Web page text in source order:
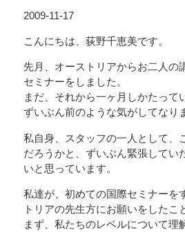
2009-11-17
こんにちは、荻野千恵美です。
先月、オーストリアからお二人の
セミナーをしました。
まだ、それから一ヶ月しかたって
ずいぶん前のような気がしてなり
私自身、スタッフの一人として、
だろうかと、ずいぶん緊張してい
いと思っています。
私達が、初めての国際セミナーを
トリアの先生方にお願いをしたこ
まず、私たちのレベルについて理